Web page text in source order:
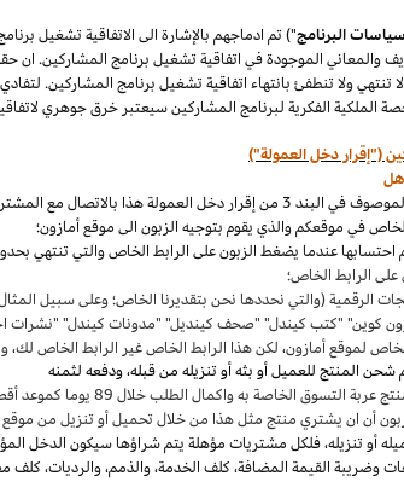
سياسات البرنامج") تم ادماجهم بالإشارة الى الاتفاقية تشغيل
والمعاني الموجودة في اتفاقية تشغيل برنامج المشاركين. ان
الملكية الفكرية لبرنامج المشاركين سيعتبر خرق جوهري
("إقرار دخل العمولة")
بالاتصال مع المشتريات المؤهلة
في موقعكم والذي يقوم بتوجيه الزبون الى موقع أمازون؛
احتسابها عندما يضغط الزبون على الرابط الخاص والتي تنتهي
الرقمية (والتي نحددها نحن بتقديرنا الخاص؛وعلى سبيل
كوين" "كتب كيندل" "صحف كينديل" "مدونات كيندل" "نشرات
لموقع أمازون، لكن هذا الرابط الخاص غير الرابط الخاص لك،
الطلب خلال 89 يوما كموعد أقصاه بعد الضغط على الرابط الخاص الاولي؛ أو
أن ان يشتري منتج مثل هذا من خلال تحميل أو تنزيل من موقع
أو تنزيله،فلكل مشتريات مؤهلة يتمشراؤهاسيكون الدخل
وضريبة القيمة المضافة، كلف الخدمة،والذمم،والرديات، كلف